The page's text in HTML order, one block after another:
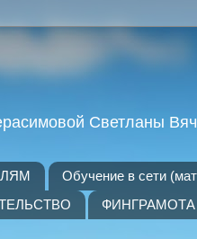
Светланы
Обучение в сети
ФИНГРАМОТА